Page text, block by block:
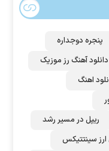
پنجره دوجداره
دانلود آهنگ رز‌ موزیک
اهنگ
ریپل در مسیر رشد
سینتتیکس